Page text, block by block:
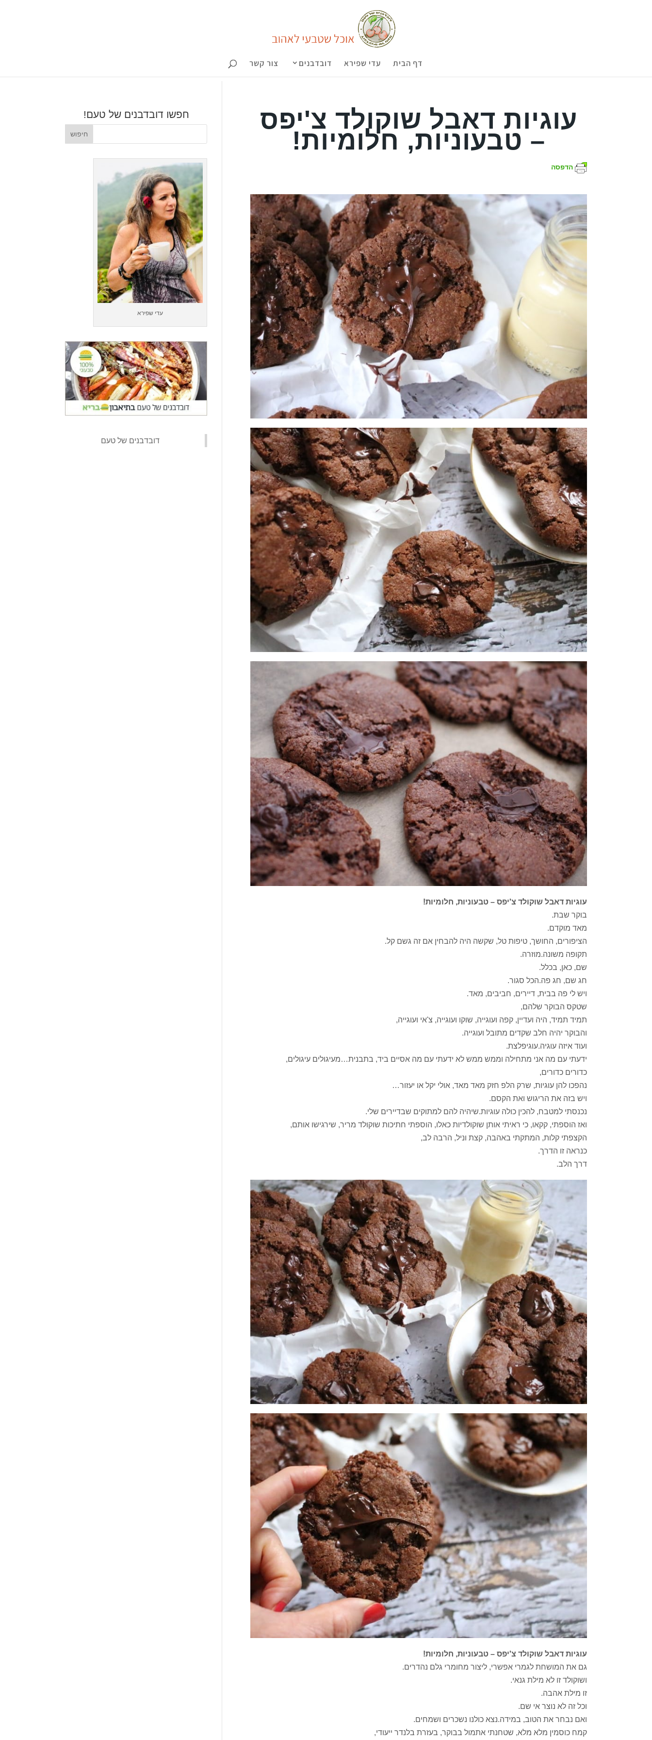
דף הבית עדי שפירא דובדבנים צור קשר
עוגיות דאבל שוקולד צ'יפס
– טבעוניות, חלומיות!
הדפסה
עוגיות דאבל שוקולד צ'יפס – טבעוניות, חלומיות!
בוקר שבת.
מאד מוקדם.
הציפורים, החושך, טיפות טל, שקשה היה להבחין אם זה גשם קל.
תקופה משונה.מוזרה.
שם, כאן, בכלל.
חג שם, חג פה.הכל סגור.
ויש לי פה בבית, דיירים, חביבים, מאד.
שטקס הבוקר שלהם,
תמיד תמיד, היה ועדיין, קפה ועוגייה, שוקו ועוגייה, צ'אי ועוגייה,
והבוקר יהיה חלב שקדים מתובל ועוגייה.
ועוד איזה עוגיה.עוגיפלצת.
ידעתי עם מה אני מתחילה וממש ממש לא ידעתי עם מה אסיים ביד, בתבנית…מעיגולים עיגולים,
כדורים כדורים,
נהפכו להן עוגיות, שרק הלפ חזק מאד מאד, אולי יקל או יעזור…
ויש בזה את הריגוש ואת הקסם.
נכנסתי למטבח, להכין כולה עוגיות.שיהיה להם למתוקים שבדיירים שלי.
ואז הוספתי, קקאו, כי ראיתי אותן שוקולדיות כאלו, הוספתי חתיכות שוקולד מריר, שירגישו אותם,
הקצפתי קלות, המתקתי באהבה, קצת וניל, הרבה לב,
כנראה זו הדרך.
דרך הלב.
עוגיות דאבל שוקולד צ'יפס – טבעוניות, חלומיות!
גם את המושחת לגמרי אפשרי, ליצור מחומרי גלם נהדרים.
ושוקולד זו לא מילת גנאי.
זו מילת אהבה.
וכל זה לא נוצר אי שם.
ואם נבחר את הטוב, במידה.נצא כולנו נשכרים ושמחים.
קמח כוסמין מלא מלא, שטחנתי אתמול בבוקר, בעזרת בלנדר ייעודי,
חפשו דובדבנים של טעם!
עדי שפירא
‏דובדבנים של טעם‏